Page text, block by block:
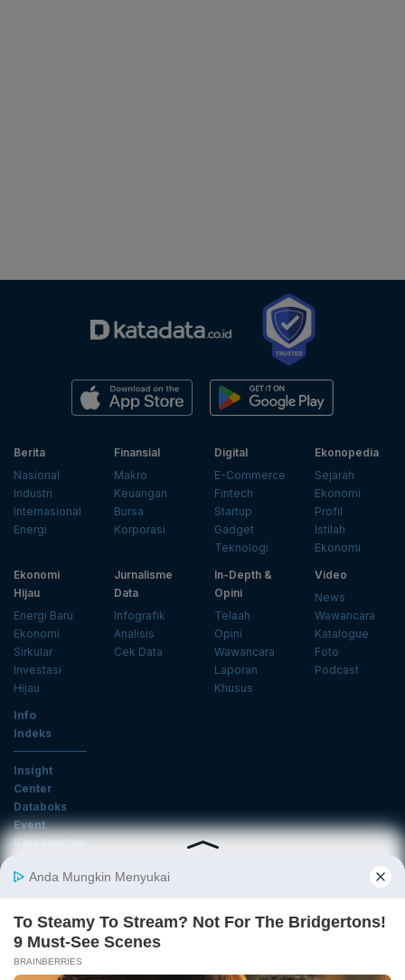
Berita
Nasional
Industri
Internasional
Energi
Finansial
Makro
Keuangan
Bursa
Korporasi
Digital
E-Commerce
Fintech
Startup
Gadget
Teknologi
Ekonopedia
Sejarah
Ekonomi
Profil
Istilah
Ekonomi
Ekonomi
Hijau
Energi Baru
Ekonomi
Sirkular
Investasi
Hijau
Jurnalisme
Data
Infografik
Analisis
Cek Data
In-Depth &
Opini
Telaah
Opini
Wawancara
Laporan
Khusus
Video
News
Wawancara
Katalogue
Foto
Podcast
Info
Indeks
Insight
Center
Databoks
Event
KatadataOto
Email
Daftar